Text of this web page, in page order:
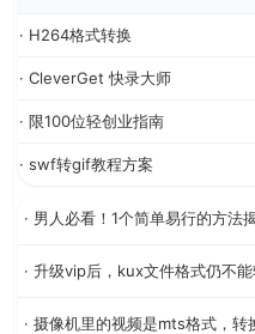
· H264格式转换
· CleverGet 快录大师
· 限100位轻创业指南
· swf转gif教程方案
· 男人必看！1个简单易行的方法
· 升级vip后，kux文件格式仍不
· 摄像机里的视频是mts格式，